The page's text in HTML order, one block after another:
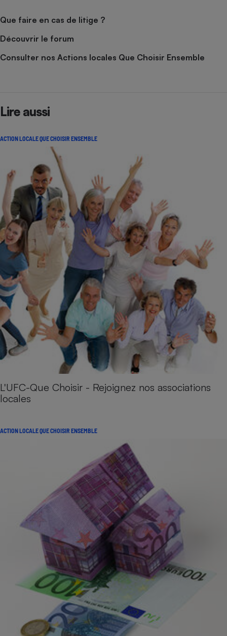
Que faire en cas de litige ?
Découvrir le forum
Consulter nos Actions locales Que Choisir Ensemble
Lire aussi
ACTION LOCALE QUE CHOISIR ENSEMBLE
L'UFC-Que Choisir - Rejoignez nos associations
locales
ACTION LOCALE QUE CHOISIR ENSEMBLE